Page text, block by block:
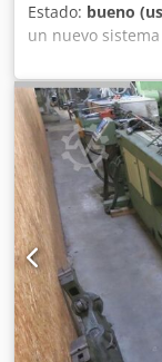
Estado: bueno
un nuevo
diámetro
Rzegek radio